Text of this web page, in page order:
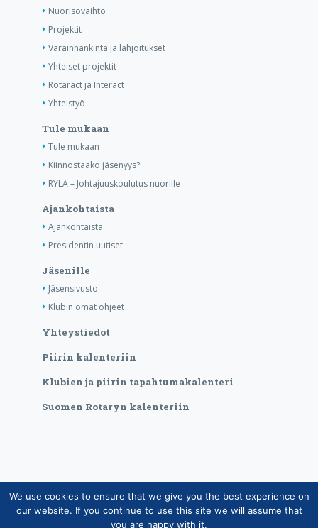
Nuorisovaihto
Projektit
Varainhankinta ja lahjoitukset
Yhteiset projektit
Rotaract ja Interact
Yhteistyö
Tule mukaan
Tule mukaan
Kiinnostaako jäsenyys?
RYLA – Johtajuuskoulutus nuorille
Ajankohtaista
Ajankohtaista
Presidentin uutiset
Jäsenille
Jäsensivusto
Klubin omat ohjeet
Yhteystiedot
Piirin kalenteriin
Klubien ja piirin tapahtumakalenteri
Suomen Rotaryn kalenteriin
Copyright © Suomen Rotarypalvelu ry 2026 |
Jäsentietojärjestelmän tietosuojaseloste|Henkilötietojen
We use cookies to ensure that we give you the best experience on
our website. If you continue to use this site we will assume that
you are happy with it.